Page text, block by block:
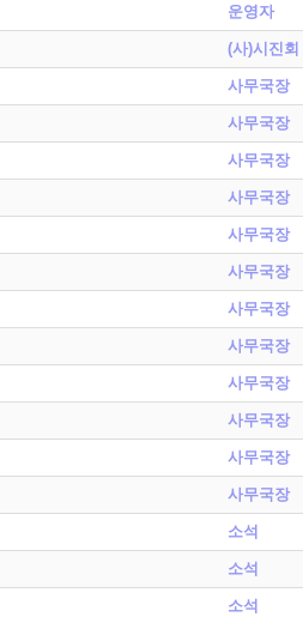
운영자
(사)시진회
사무국장
사무국장
사무국장
사무국장
사무국장
사무국장
사무국장
사무국장
사무국장
사무국장
사무국장
사무국장
소석
소석
소석